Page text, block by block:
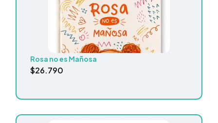
Rosa no es Mañosa
$26.790